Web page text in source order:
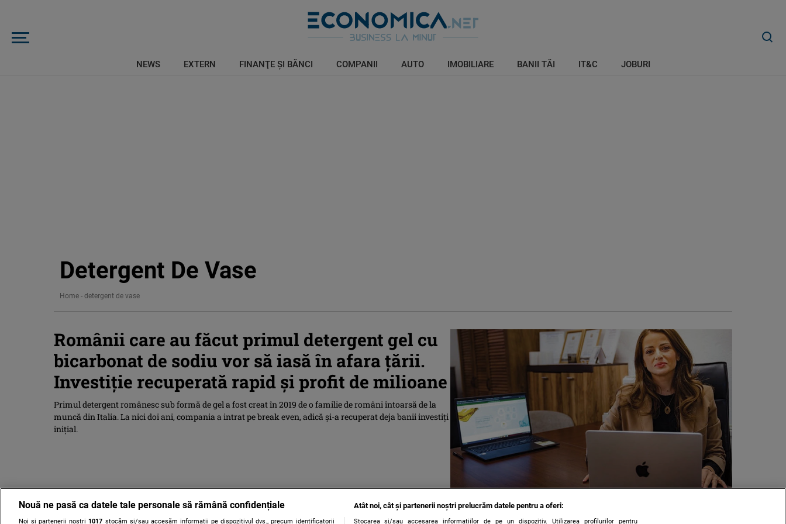
NEWS EXTERN FINANŢE ŞI BĂNCI COMPANII AUTO IMOBILIARE BANII TĂI IT&C JOBURI
Detergent De Vase
Home - detergent de vase
Românii care au făcut primul detergent gel cu
bicarbonat de sodiu vor să iasă în afara țării.
Investiție recuperată rapid și profit de milioane
Primul detergent românesc sub formă de gel a fost creat în 2019 de o familie de români întoarsă de la
muncă din Italia. La nici doi ani, compania a intrat pe break even, adică și-a recuperat deja banii investiți
inițial.
Nouă ne pasă ca datele tale personale să rămână confidențiale
Noi și partenerii noștri1017 stocăm și/sau accesăm informații pe dispozitivul dvs., precum identificatorii
Atât noi, cât și partenerii noștri prelucrăm datele pentru a oferi:
Stocarea și/sau accesarea informațiilor de pe un dispozitiv. Utilizarea profilurilor pentru